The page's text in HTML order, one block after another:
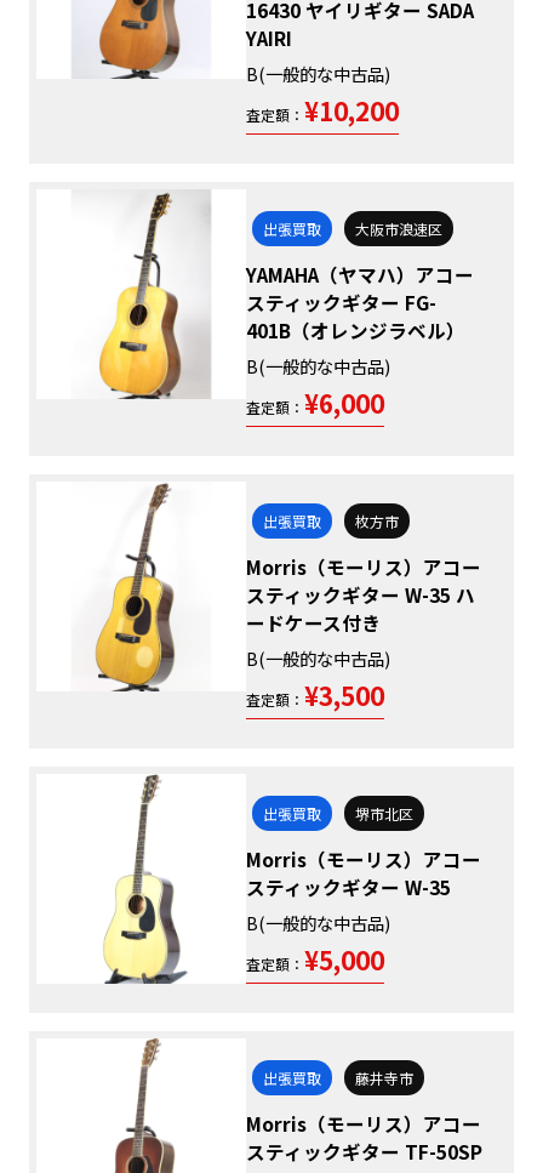
16430 ヤイリギター SADA
YAIRI
B(一般的な中古品)
査定額： ¥10,200
出張買取 大阪市浪速区
YAMAHA（ヤマハ）アコー
スティックギター FG-
401B（オレンジラベル）
B(一般的な中古品)
査定額： ¥6,000
出張買取 枚方市
Morris（モーリス）アコー
スティックギター W-35 ハ
ードケース付き
B(一般的な中古品)
査定額： ¥3,500
出張買取 堺市北区
Morris（モーリス）アコー
スティックギター W-35
B(一般的な中古品)
査定額： ¥5,000
出張買取 藤井寺市
Morris（モーリス）アコー
スティックギター TF-50SP